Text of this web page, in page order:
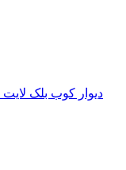
دیوار کوب بلک لایت